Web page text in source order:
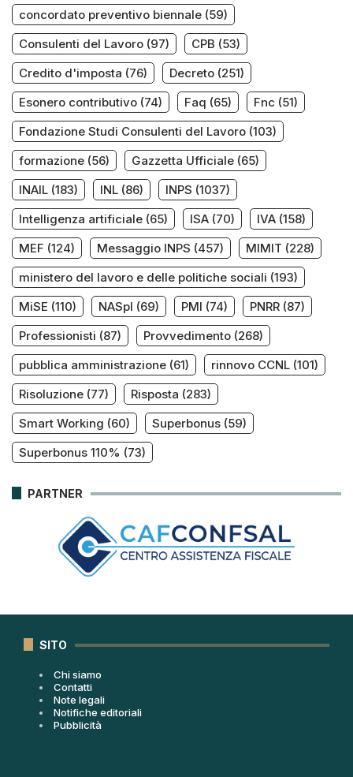
concordato preventivo biennale (59)
Consulenti del Lavoro (97) CPB (53)
Credito d'imposta (76) Decreto (251)
Esonero contributivo (74) Faq (65) Fnc (51)
Fondazione Studi Consulenti del Lavoro (103)
formazione (56) Gazzetta Ufficiale (65)
INAIL (183) INL (86) INPS (1037)
Intelligenza artificiale (65) ISA (70) IVA (158)
MEF (124) Messaggio INPS (457) MIMIT (228)
ministero del lavoro e delle politiche sociali (193)
MiSE (110) NASpI (69) PMI (74) PNRR (87)
Professionisti (87) Provvedimento (268)
pubblica amministrazione (61) rinnovo CCNL (101)
Risoluzione (77) Risposta (283)
Smart Working (60) Superbonus (59)
Superbonus 110% (73)
PARTNER
SITO
Chi siamo
Contatti
Note legali
Notifiche editoriali
Pubblicità